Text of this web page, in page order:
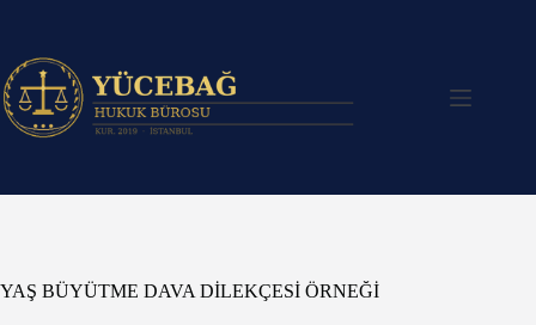
YAŞ BÜYÜTME DAVA DİLEKÇESİ ÖRNEĞİ